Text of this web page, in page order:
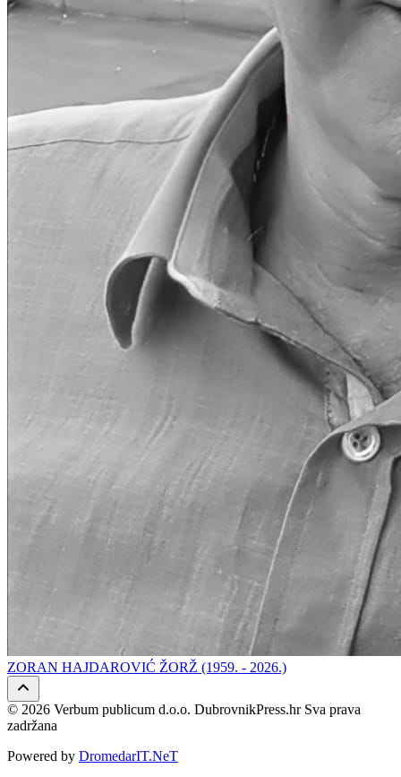
ZORAN HAJDAROVIĆ ŽORŽ (1959. - 2026.)
© 2026 Verbum publicum d.o.o. DubrovnikPress.hr Sva prava
zadržana
Powered by DromedarIT.NeT